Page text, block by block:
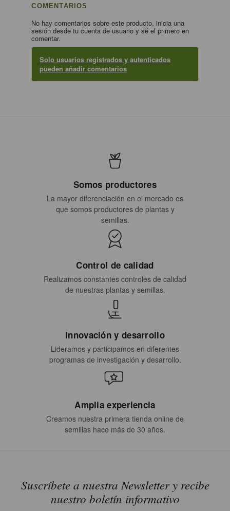
COMENTARIOS
No hay comentarios sobre este producto, inicia una
sesión desde tu cuenta de usuario y sé el primero en
comentar.
Solo usuarios registrados y autenticados
pueden añadir comentarios
Somos productores
La mayor diferenciación en el mercado es
que somos productores de plantas y
semillas.
Control de calidad
Realizamos constantes controles de calidad
de nuestras plantas y semillas.
Innovación y desarrollo
Lideramos y participamos en diferentes
programas de investigación y desarrollo.
Amplia experiencia
Creamos nuestra primera tienda online de
semillas hace más de 30 años.
Suscríbete a nuestra Newsletter y recibe
nuestro boletín informativo